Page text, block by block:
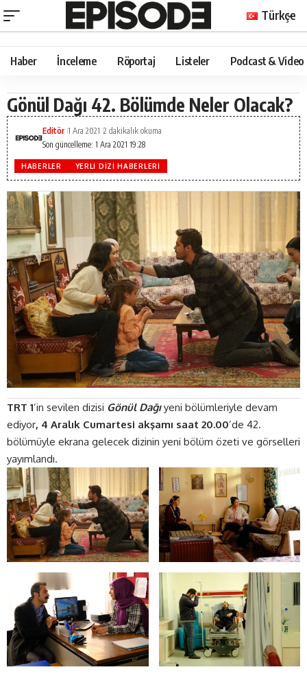
Türkçe
Haber İnceleme Röportaj Listeler Podcast & Video
Gönül Dağı 42. Bölümde Neler Olacak?
Son güncelleme: 1 Ara 2021 19:28
Editör 1 Ara 2021 2 dakikalık okuma
HABERLER YERLI DIZI HABERLERI
TRT 1’in sevilen dizisi Gönül Dağıyeni bölümleriyle devam
ediyor, 4 Aralık Cumartesi akşamı saat 20.00’de 42.
bölümüyle ekrana gelecek dizinin yeni bölüm özeti ve görselleri
yayımlandı.